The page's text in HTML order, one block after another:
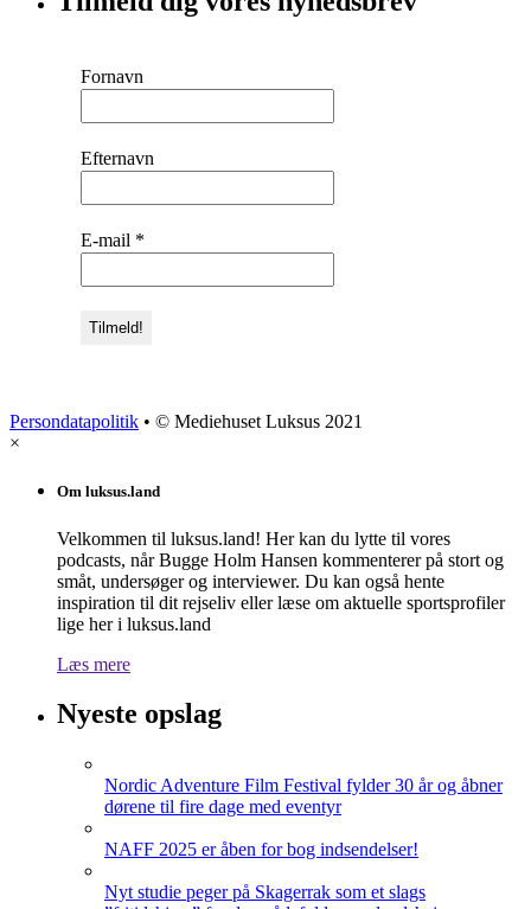
Fornavn
Efternavn
E-mail *
Persondatapolitik • © Mediehuset Luksus 2021
×
Om luksus.land
Velkommen til luksus.land! Her kan du lytte til vores
podcasts, når Bugge Holm Hansen kommenterer på stort og
småt, undersøger og interviewer. Du kan også hente
inspiration til dit rejseliv eller læse om aktuelle sportsprofiler
lige her i luksus.land
Læs mere
Nyeste opslag
Nordic Adventure Film Festival fylder 30 år og åbner
dørene til fire dage med eventyr
NAFF 2025 er åben for bog indsendelser!
Nyt studie peger på Skagerrak som et slags